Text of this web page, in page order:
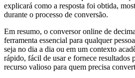
explicará como a resposta foi obtida,
durante o processo de conversão.
Em resumo, o conversor online de
ferramenta essencial para qualquer
seja no dia a dia ou em um contexto
rápido, fácil de usar e fornece resultados
recurso valioso para quem precisa